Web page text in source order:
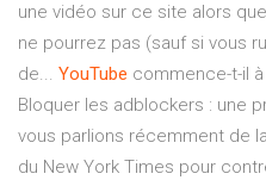
une vidéo sur ce site alors
ne pourrez pas (sauf si vous
de... YouTube commence-t-il à
Bloquer les adblockers : une
vous parlions récemment de
du New York Times pour